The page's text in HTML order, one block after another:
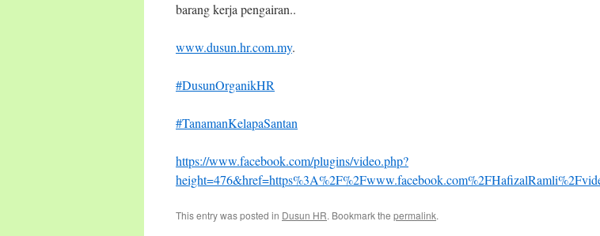
barang kerja pengairan..
www.dusun.hr.com.my.
#DusunOrganikHR
#TanamanKelapaSantan
https://www.facebook.com/plugins/video.php?
This entry was posted in Dusun HR. Bookmark the permalink.